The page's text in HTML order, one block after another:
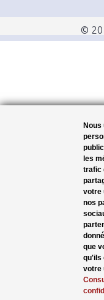
©
les
trafic
votre
nos
que
qu'ils
votre